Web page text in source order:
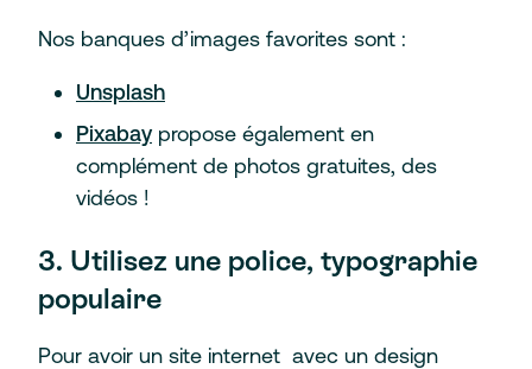
Nos banques d’images favorites sont :
Unsplash
Pixabay propose également en
complément de photos gratuites, des
vidéos !
3. Utilisez une police, typographie
populaire
Pour avoir un site internet avec un design